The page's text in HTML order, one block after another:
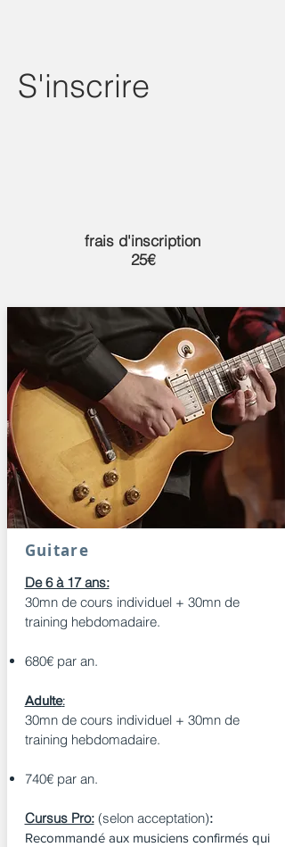
S'inscrire
frais d'inscription
25€
Guitare
De 6 à 17 ans:
30mn de cours individuel + 30mn de
training hebdomadaire.
680€ par an.
Adulte:
30mn de cours individuel + 30mn de
training hebdomadaire.
740€ par an.
Cursus Pro:(selon acceptation):
Recommandé aux musiciens confirmés qui